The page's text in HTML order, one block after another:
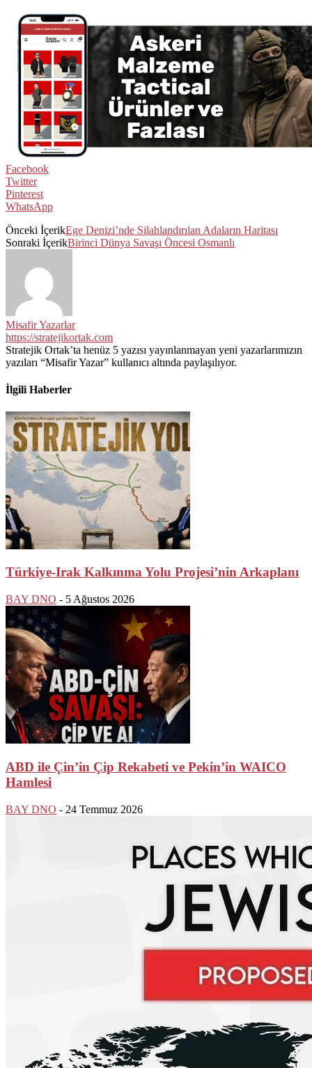
Facebook
Twitter
Pinterest
WhatsApp
Önceki İçerikEge Denizi’nde Silahlandırılan Adaların Haritası
Sonraki İçerikBirinci Dünya Savaşı Öncesi Osmanlı
Misafir Yazarlar
https://stratejikortak.com
Stratejik Ortak’ta henüz 5 yazısı yayınlanmayan yeni yazarlarımızın
yazıları “Misafir Yazar” kullanıcı altında paylaşılıyor.
İlgili Haberler
Türkiye-Irak Kalkınma Yolu Projesi’nin Arkaplanı
BAY DNO - 5 Ağustos 2026
ABD ile Çin’in Çip Rekabeti ve Pekin’in WAICO
Hamlesi
BAY DNO - 24 Temmuz 2026